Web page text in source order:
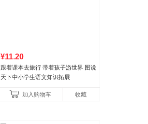
¥11.20
跟着课本去旅行 带着孩子游世界 图说
天下中小学生语文知识拓展
加入购物车 收藏